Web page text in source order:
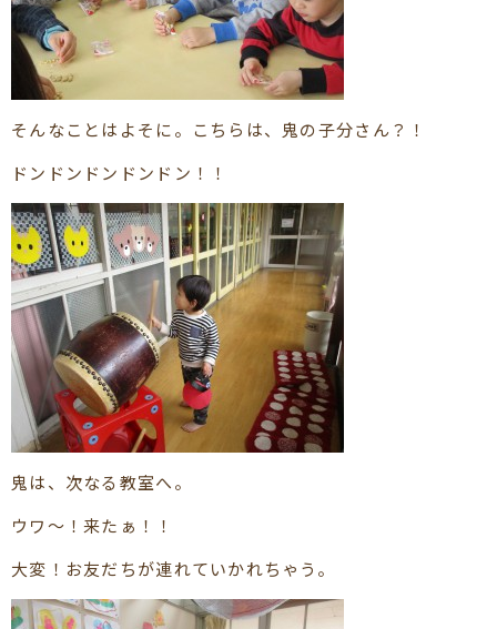
そんなことはよそに。こちらは、鬼の子分さん？！
ドンドンドンドンドン！！
鬼は、次なる教室へ。
ウワ～！来たぁ！！
大変！お友だちが連れていかれちゃう。